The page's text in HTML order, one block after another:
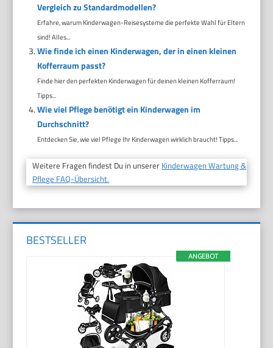
Vergleich zu Standardmodellen?
Erfahre, warum Kinderwagen-Reisesysteme die perfekte Wahl für Eltern
sind! Alles...
Wie finde ich einen Kinderwagen, der in einen kleinen
Kofferraum passt?
Finde hier den perfekten Kinderwagen für deinen kleinen Kofferraum!
Tipps...
Wie viel Pflege benötigt ein Kinderwagen im
Durchschnitt?
Entdecken Sie, wie viel Pflege Ihr Kinderwagen wirklich braucht! Tipps...
Weitere Fragen findest Du in unserer Kinderwagen Wartung &
Pflege FAQ-Übersicht.
BESTSELLER
ANGEBOT